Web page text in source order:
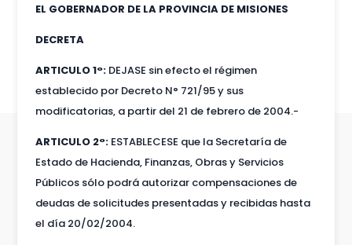
EL GOBERNADOR DE LA PROVINCIA DE MISIONES
DECRETA
ARTICULO 1°:DEJASE sin efecto el régimen
establecido por Decreto N° 721/95 y sus
modificatorias, a partir del 21 de febrero de 2004.-
ARTICULO 2°:ESTABLECESE que la Secretaría de
Estado de Hacienda, Finanzas, Obras y Servicios
Públicos sólo podrá autorizar compensaciones de
deudas de solicitudes presentadas y recibidas hasta
el día 20/02/2004.